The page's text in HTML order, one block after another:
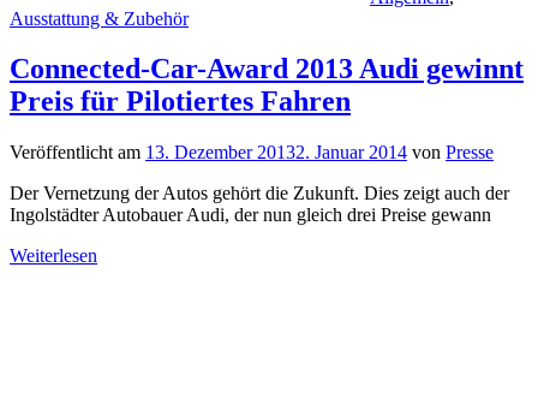
Ausstattung & Zubehör
Connected-Car-Award 2013 Audi gewinnt
Preis für Pilotiertes Fahren
Veröffentlicht am 13. Dezember 20132. Januar 2014 von Presse
Der Vernetzung der Autos gehört die Zukunft. Dies zeigt auch der
Ingolstädter Autobauer Audi, der nun gleich drei Preise gewann
Weiterlesen